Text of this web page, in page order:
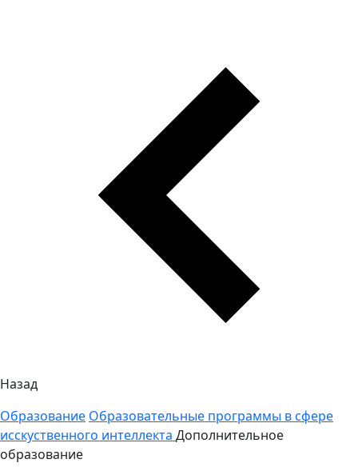
Назад
Образование Образовательные программы в сфере
исскуственного интеллекта Дополнительное
образование